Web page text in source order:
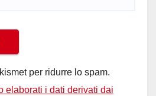
per ridurre lo spam.
elaborati i dati derivati dai